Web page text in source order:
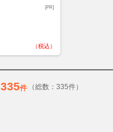
[PR]
（税込）
335件 （総数：335件）